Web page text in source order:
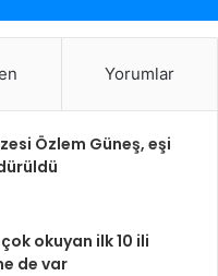
Yorumlar
Özlem Güneş, eşi
okuyan ilk 10 ili
de var